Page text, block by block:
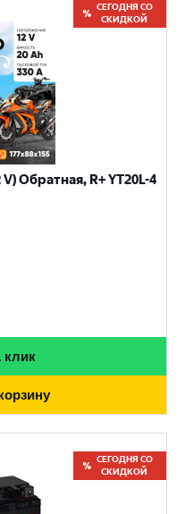
СЕГОДНЯ СО
СКИДКОЙ
Обратная, R+ YT20L-4
клик
СЕГОДНЯ СО
СКИДКОЙ